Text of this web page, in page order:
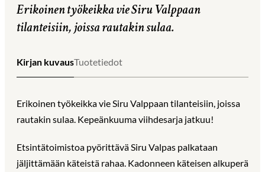
Erikoinen työkeikka vie Siru Valppaan
tilanteisiin, joissa rautakin sulaa.
Kirjan kuvausTuotetiedot
Erikoinen työkeikka vie Siru Valppaan tilanteisiin, joissa
rautakin sulaa. Kepeänkuuma viihdesarja jatkuu!
Etsintätoimistoa pyörittävä Siru Valpas palkataan
jäljittämään käteistä rahaa. Kadonneen käteisen alkuperä